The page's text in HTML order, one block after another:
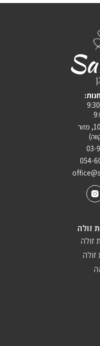
03-
054-
זולה
זולה
זולה